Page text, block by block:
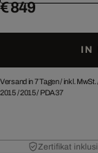
€ 849
IN
Versand in 7 Tagen /inkl. MwSt.
2015/2015/ PDA37
Zertifikat